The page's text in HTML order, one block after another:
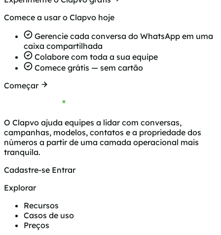
Comece a usar o Clapvo hoje
Gerencie cada conversa do WhatsApp em uma
caixa compartilhada
Colabore com toda a sua equipe
Comece grátis — sem cartão
Começar
O Clapvo ajuda equipes a lidar com conversas,
campanhas, modelos, contatos e a propriedade dos
números a partir de uma camada operacional mais
tranquila.
Cadastre-se Entrar
Explorar
Recursos
Casos de uso
Preços